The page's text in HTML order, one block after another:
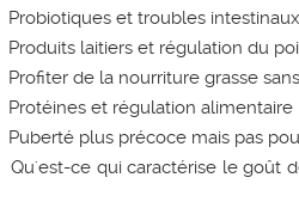
Probiotiques et troubles intestinaux
Produits laitiers et régulation du
Profiter de la nourriture grasse
Protéines et régulation alimentaire
Puberté plus précoce mais pas
Qu'est-ce qui caractérise le goût